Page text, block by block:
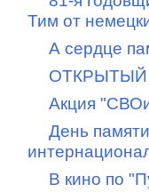
Тим от
А сердце
ОТКРЫТЫЙ
Акция
День
В кино по